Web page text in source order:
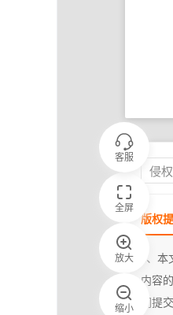
客服
全屏
放大
缩小
侵
版权
1、
内容
们提